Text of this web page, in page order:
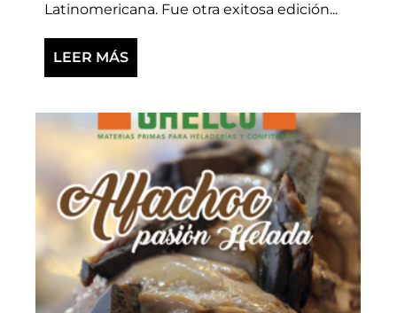
Latinomericana. Fue otra exitosa edición...
LEER MÁS